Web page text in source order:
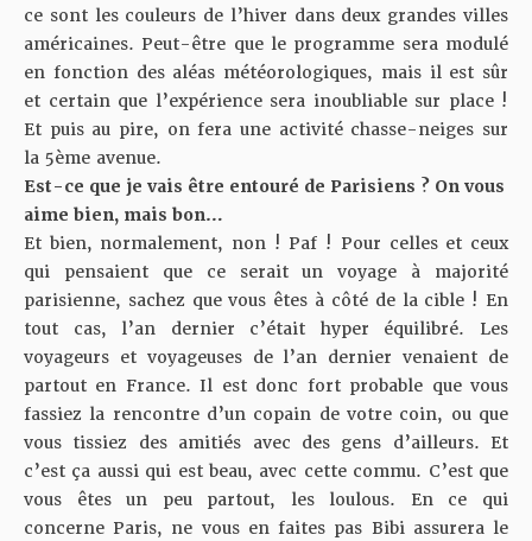
ce sont les couleurs de l’hiver dans deux grandes villes
américaines. Peut-être que le programme sera modulé
en fonction des aléas météorologiques, mais il est sûr
et certain que l’expérience sera inoubliable sur place !
Et puis au pire, on fera une activité chasse-neiges sur
la 5ème avenue.
Est-ce que je vais être entouré de Parisiens ? On vous
aime bien, mais bon…
Et bien, normalement, non ! Paf ! Pour celles et ceux
qui pensaient que ce serait un voyage à majorité
parisienne, sachez que vous êtes à côté de la cible ! En
tout cas, l’an dernier c’était hyper équilibré. Les
voyageurs et voyageuses de l’an dernier venaient de
partout en France. Il est donc fort probable que vous
fassiez la rencontre d’un copain de votre coin, ou que
vous tissiez des amitiés avec des gens d’ailleurs. Et
c’est ça aussi qui est beau, avec cette commu. C’est que
vous êtes un peu partout, les loulous. En ce qui
concerne Paris, ne vous en faites pas Bibi assurera le